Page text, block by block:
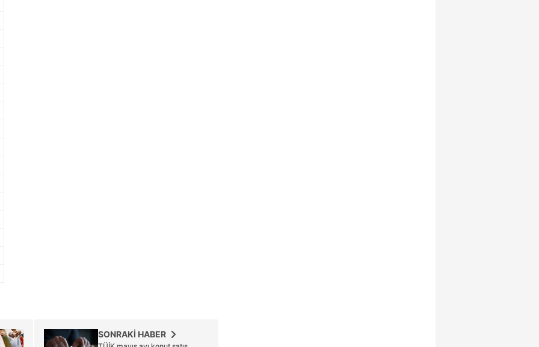
yer alan panel vasıtasıyla belirleyebilirsiniz. Çerezlere ilişkin detaylı bilgi için Ayarlar
Kanunu uyarınca hazırlanmış Aydınlatma Metnimizi okumak ve sitemizde ilgili
çerezlerle ilgili bilgi almak için lütfen
SONRAKİ HABER